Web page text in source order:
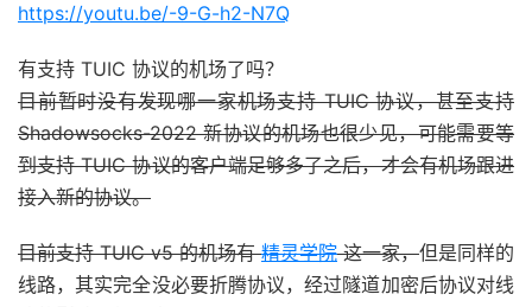
https://youtu.be/-9-G-h2-N7Q
有支持 TUIC 协议的机场了吗？
目前暂时没有发现哪一家机场支持 TUIC 协议，甚至支持
Shadowsocks-2022 新协议的机场也很少见，可能需要等
到支持 TUIC 协议的客户端足够多了之后，才会有机场跟进
接入新的协议。
目前支持 TUIC v5 的机场有精灵学院这一家，但是同样的
线路，其实完全没必要折腾协议，经过隧道加密后协议对线